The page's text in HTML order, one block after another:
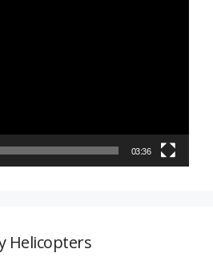
03:36
Helicopters